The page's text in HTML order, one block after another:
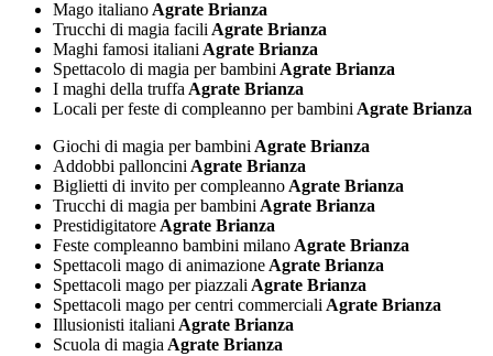
Mago italianoAgrate Brianza
Trucchi di magia faciliAgrate Brianza
Maghi famosi italianiAgrate Brianza
Spettacolo di magia per bambiniAgrate Brianza
I maghi della truffaAgrate Brianza
Locali per feste di compleanno per bambiniAgrate Brianza
Giochi di magia per bambiniAgrate Brianza
Addobbi pallonciniAgrate Brianza
Biglietti di invito per compleannoAgrate Brianza
Trucchi di magia per bambiniAgrate Brianza
PrestidigitatoreAgrate Brianza
Feste compleanno bambini milanoAgrate Brianza
Spettacoli mago di animazioneAgrate Brianza
Spettacoli mago per piazzaliAgrate Brianza
Spettacoli mago per centri commercialiAgrate Brianza
Illusionisti italianiAgrate Brianza
Scuola di magiaAgrate Brianza